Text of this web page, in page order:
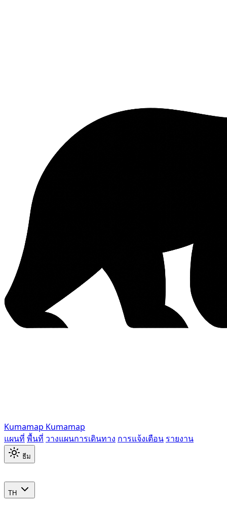
Kumamap Kumamap
แผนที่ พื้นที่ วางแผนการเดินทาง การแจ้งเตือน รายงาน
ธีม
TH